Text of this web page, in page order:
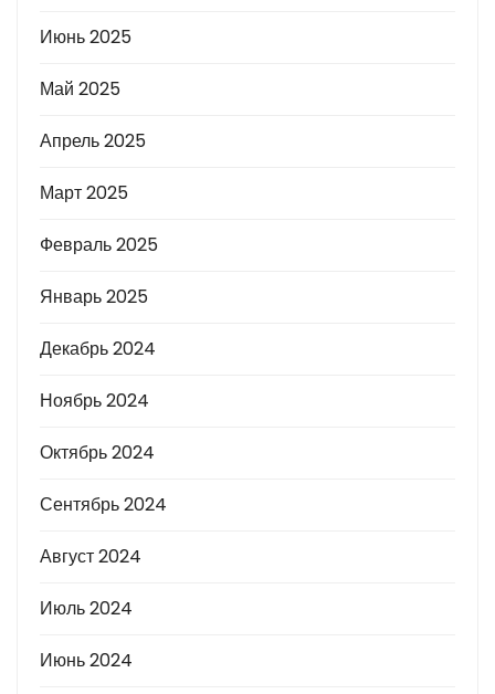
Июнь 2025
Май 2025
Апрель 2025
Март 2025
Февраль 2025
Январь 2025
Декабрь 2024
Ноябрь 2024
Октябрь 2024
Сентябрь 2024
Август 2024
Июль 2024
Июнь 2024